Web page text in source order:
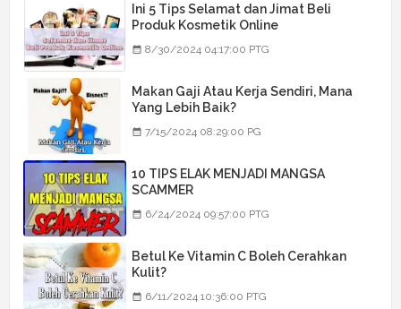
Ini 5 Tips Selamat dan Jimat Beli
Produk Kosmetik Online
8/30/2024 04:17:00 PTG
Makan Gaji Atau Kerja Sendiri, Mana
Yang Lebih Baik?
7/15/2024 08:29:00 PG
10 TIPS ELAK MENJADI MANGSA
SCAMMER
6/24/2024 09:57:00 PTG
Betul Ke Vitamin C Boleh Cerahkan
Kulit?
6/11/2024 10:36:00 PTG